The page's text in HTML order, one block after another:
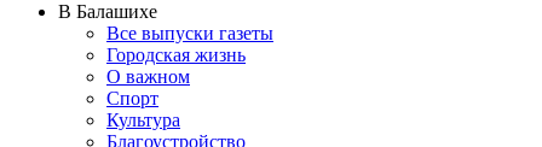
В Балашихе
Все выпуски газеты
Городская жизнь
О важном
Спорт
Культура
Благоустройство